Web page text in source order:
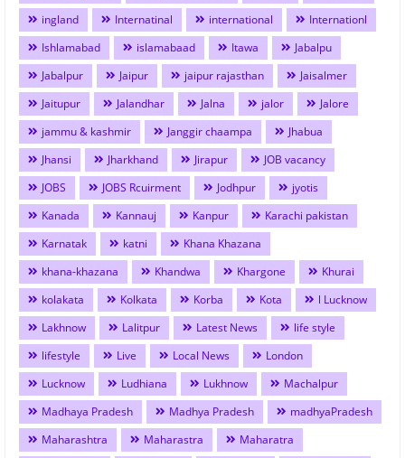
ingland
Internatinal international
Internationl
Ishlamabad
islamabaad Itawa
Jabalpu
Jabalpur
Jaipur jaipur rajasthan
Jaisalmer
Jaitupur
Jalandhar Jalna jalor
Jalore
jammu & kashmir
Janggir chaampa
Jhabua
Jhansi
Jharkhand Jirapur
JOB vacancy
JOBS
JOBS Rcuirment Jodhpur
jyotis
Kanada
Kannauj Kanpur
Karachi pakistan
Karnatak
katni
Khana Khazana
khana-khazana
Khandwa Khargone
Khurai
kolakata
Kolkata Korba Kota
l Lucknow
Lakhnow
Lalitpur Latest News
life style
lifestyle
Live Local News
London
Lucknow
Ludhiana Lukhnow
Machalpur
Madhaya Pradesh
Madhya Pradesh
madhyaPradesh
Maharashtra
Maharastra
Maharatra